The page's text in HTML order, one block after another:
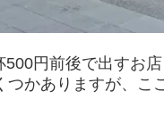
円前後で出すお
かありますが、こ